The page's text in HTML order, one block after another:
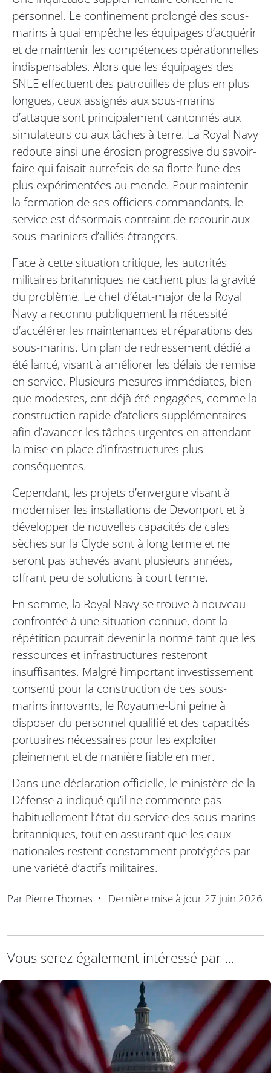
personnel. Le confinement prolongé des sous-
marins à quai empêche les équipages d’acquérir
et de maintenir les compétences opérationnelles
indispensables. Alors que les équipages des
SNLE effectuent des patrouilles de plus en plus
longues, ceux assignés aux sous-marins
d’attaque sont principalement cantonnés aux
simulateurs ou aux tâches à terre. La Royal Navy
redoute ainsi une érosion progressive du savoir-
faire qui faisait autrefois de sa flotte l’une des
plus expérimentées au monde. Pour maintenir
la formation de ses officiers commandants, le
service est désormais contraint de recourir aux
sous-mariniers d’alliés étrangers.
Face à cette situation critique, les autorités
militaires britanniques ne cachent plus la gravité
du problème. Le chef d’état-major de la Royal
Navy a reconnu publiquement la nécessité
d’accélérer les maintenances et réparations des
sous-marins. Un plan de redressement dédié a
été lancé, visant à améliorer les délais de remise
en service. Plusieurs mesures immédiates, bien
que modestes, ont déjà été engagées, comme la
construction rapide d’ateliers supplémentaires
afin d’avancer les tâches urgentes en attendant
la mise en place d’infrastructures plus
conséquentes.
Cependant, les projets d’envergure visant à
moderniser les installations de Devonport et à
développer de nouvelles capacités de cales
sèches sur la Clyde sont à long terme et ne
seront pas achevés avant plusieurs années,
offrant peu de solutions à court terme.
En somme, la Royal Navy se trouve à nouveau
confrontée à une situation connue, dont la
répétition pourrait devenir la norme tant que les
ressources et infrastructures resteront
insuffisantes. Malgré l’important investissement
consenti pour la construction de ces sous-
marins innovants, le Royaume-Uni peine à
disposer du personnel qualifié et des capacités
portuaires nécessaires pour les exploiter
pleinement et de manière fiable en mer.
Dans une déclaration officielle, le ministère de la
Défense a indiqué qu’il ne commente pas
habituellement l’état du service des sous-marins
britanniques, tout en assurant que les eaux
nationales restent constamment protégées par
une variété d’actifs militaires.
Par Pierre Thomas • Dernière mise à jour 27 juin 2026
Vous serez également intéressé par ...